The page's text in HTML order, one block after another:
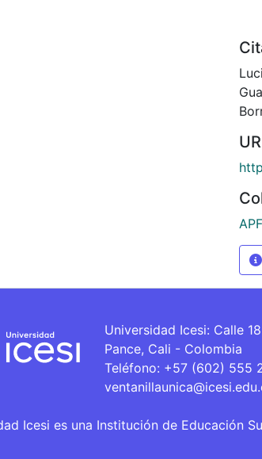
Universidad Icesi: Calle
Pance, Cali - Colombia
Teléfono: +57 (602) 555
Icesi es una Institución de Educación